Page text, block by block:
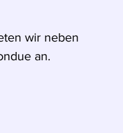
wir neben
an.